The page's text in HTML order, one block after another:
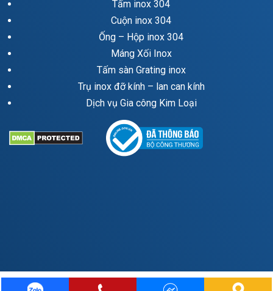
Tấm inox 304
Cuộn inox 304
Ống – Hộp inox 304
Máng Xối Inox
Tấm sàn Grating inox
Trụ inox đỡ kính – lan can kính
Dịch vụ Gia công Kim Loại